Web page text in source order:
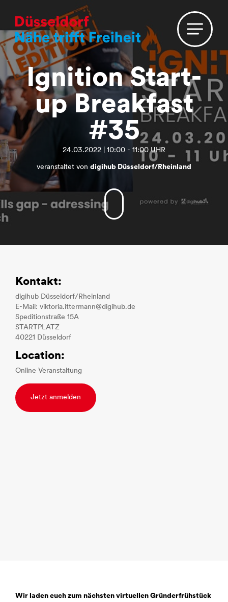
Ignition Start-
up Breakfast
#35
24.03.2022 | 10:00 - 11:00 UHR
veranstaltet von digihub Düsseldorf/Rheinland
Kontakt:
digihub Düsseldorf/Rheinland
E-Mail: viktoria.ittermann@digihub.de
Speditionstraße 15A
STARTPLATZ
40221 Düsseldorf
Location:
Online Veranstaltung
Jetzt anmelden
Wir laden euch zum nächsten virtuellen Gründerfrühstück